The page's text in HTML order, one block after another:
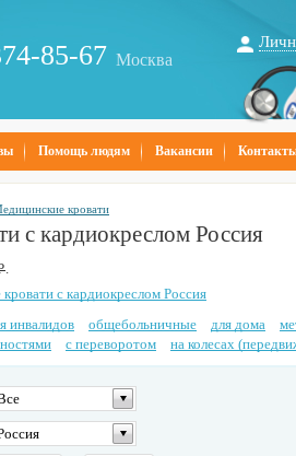
85-67 Москва
Помощь людям Вакансии
кровати
с кардиокреслом Россия
.
с кардиокреслом Россия
инвалидов общебольничные для дома
с переворотом на колесах